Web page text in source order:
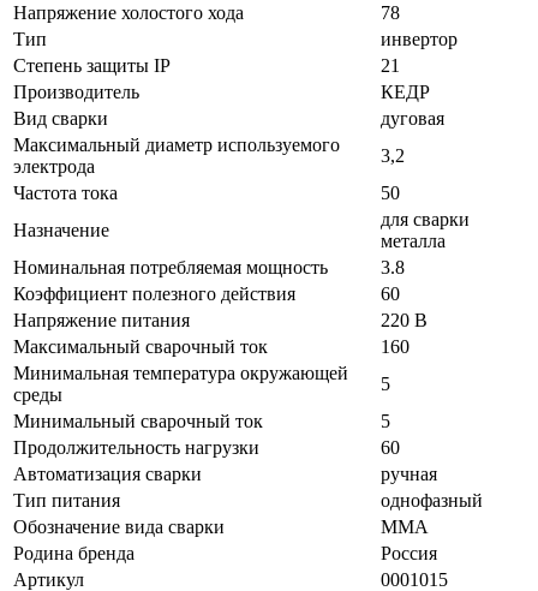
Напряжение холостого хода
78
Тип
инвертор
Степень защиты IP
21
Производитель
КЕДР
Вид сварки
дуговая
Максимальный диаметр используемого
электрода
3,2
Частота тока
50
Назначение
для сварки
металла
Номинальная потребляемая мощность
3.8
Коэффициент полезного действия
60
Напряжение питания
220 В
Максимальный сварочный ток
160
Минимальная температура окружающей
среды
5
Минимальный сварочный ток
5
Продолжительность нагрузки
60
Автоматизация сварки
ручная
Тип питания
однофазный
Обозначение вида сварки
MMA
Родина бренда
Россия
Артикул
0001015